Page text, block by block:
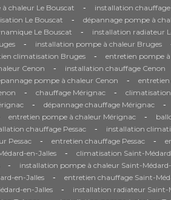
chaleur Le Bouscat - installation chauffage
Le Bouscat - dépannage pompe à
Le Bouscat - installation radiateur
- installation pompe à chaleur Bruges
climatisation Bruges - entretien pompe
Cenon - installation chauffage Cenon
pompe à chaleur Cenon - entretien
- chauffage Mérignac -
- dépannage chauffage Mérignac -
entretien pompe à chaleur Mérignac -
chauffage Pessac - installation
Pessac - entretien chauffage Pessac -
en-Jalles - climatisation Saint-
- installation pompe à chaleur Saint-
en-Jalles - entretien chauffage Saint-
en-Jalles - installation radiateur Saint-